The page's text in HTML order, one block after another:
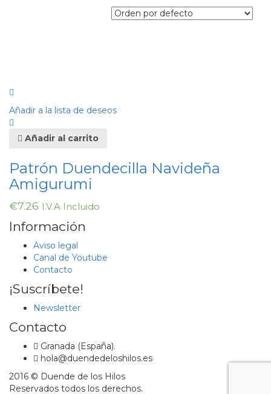
Añadir a la lista de deseos
Añadir al carrito
Patrón Duendecilla Navideña
Amigurumi
€7.26 I.V.A Incluido
Información
Aviso legal
Canal de Youtube
Contacto
¡Suscríbete!
Newsletter
Contacto
Granada (España).
hola@duendedeloshilos.es
2016 © Duende de los Hilos
Reservados todos los derechos.